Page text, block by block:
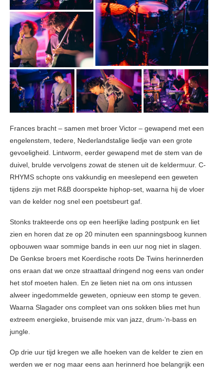
Frances bracht – samen met broer Victor – gewapend met een
engelenstem, tedere, Nederlandstalige liedje van een grote
gevoeligheid. Lintworm, eerder gewapend met de stem van de
duivel, brulde vervolgens zowat de stenen uit de keldermuur. C-
RHYMS schopte ons vakkundig en meeslepend een geweten
tijdens zijn met R&B doorspekte hiphop-set, waarna hij de vloer
van de kelder nog snel een poetsbeurt gaf.
Stonks trakteerde ons op een heerlijke lading postpunk en liet
zien en horen dat ze op 20 minuten een spanningsboog kunnen
opbouwen waar sommige bands in een uur nog niet in slagen.
De Genkse broers met Koerdische roots De Twins herinnerden
ons eraan dat we onze straattaal dringend nog eens van onder
het stof moeten halen. En ze lieten niet na om ons intussen
alweer ingedommelde geweten, opnieuw een stomp te geven.
Waarna Slagader ons compleet van ons sokken blies met hun
extreem energieke, bruisende mix van jazz, drum-‘n-bass en
jungle.
Op drie uur tijd kregen we alle hoeken van de kelder te zien en
werden we er nog maar eens aan herinnerd hoe belangrijk een